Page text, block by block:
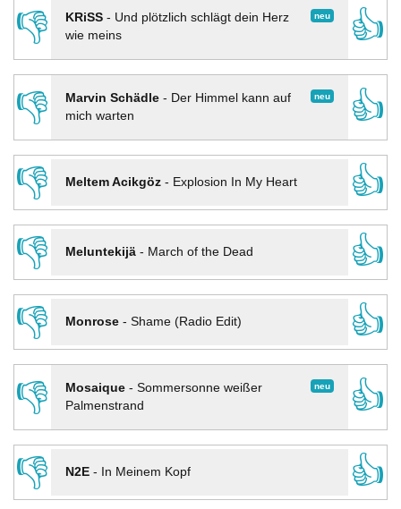
👎
neu
KRiSS- Und plötzlich schlägt dein Herz
wie meins
👍
👎 neu
Marvin Schädle- Der Himmel kann auf
mich warten
👍
👎
Meltem Acikgöz- Explosion In My Heart
👍
👎
Meluntekijä- March of the Dead
👍
👎
Monrose- Shame (Radio Edit)
👍
👎
neu
Mosaique- Sommersonne weißer
Palmenstrand
👍
👎
N2E- In Meinem Kopf
👍